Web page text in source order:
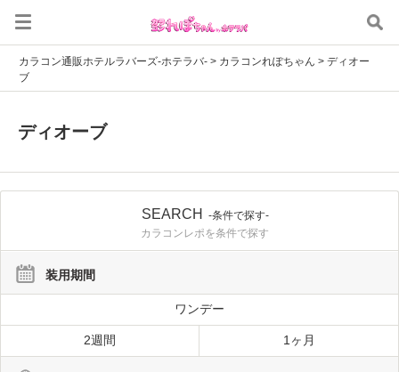
カラコン通販ホテルラバーズ-ホテラバ- > カラコンれぽちゃん >ディオー
ブ
ディオーブ
SEARCH
-条件で探す-
カラコンレポを条件で探す
装用期間
ワンデー
2週間 1ヶ月